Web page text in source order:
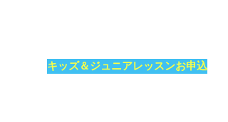
キッズ＆ジュニアレッスンお申込